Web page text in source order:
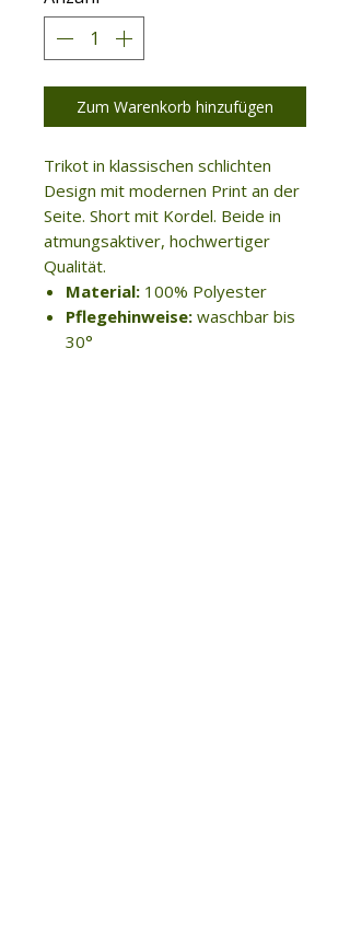
Zum Warenkorb hinzufügen
Trikot in klassischen schlichten
Design mit modernen Print an der
Seite. Short mit Kordel. Beide in
atmungsaktiver, hochwertiger
Qualität.
Material: 100% Polyester
Pflegehinweise: waschbar bis
30°